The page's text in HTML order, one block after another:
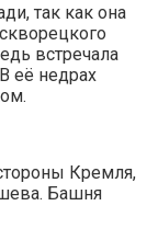
так как она
встречала
её недрах
Кремля,
Башня